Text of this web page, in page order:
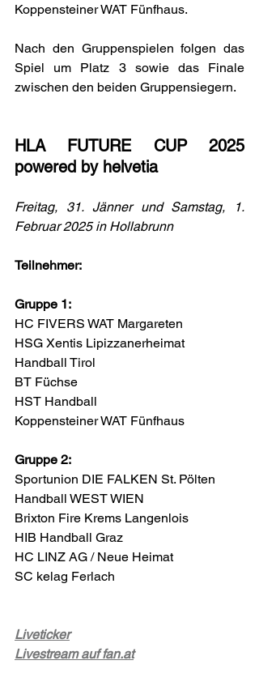
Koppensteiner WAT Fünfhaus.
Nach den Gruppenspielen folgen das
Spiel um Platz 3 sowie das Finale
zwischen den beiden Gruppensiegern.
HLA FUTURE CUP 2025
powered by helvetia
Freitag, 31. Jänner und Samstag, 1.
Februar 2025 in Hollabrunn
Teilnehmer:
Gruppe 1:
HC FIVERS WAT Margareten
HSG Xentis Lipizzanerheimat
Handball Tirol
BT Füchse
HST Handball
Koppensteiner WAT Fünfhaus
Gruppe 2:
Sportunion DIE FALKEN St. Pölten
Handball WEST WIEN
Brixton Fire Krems Langenlois
HIB Handball Graz
HC LINZ AG / Neue Heimat
SC kelag Ferlach
Liveticker
Livestream auf fan.at